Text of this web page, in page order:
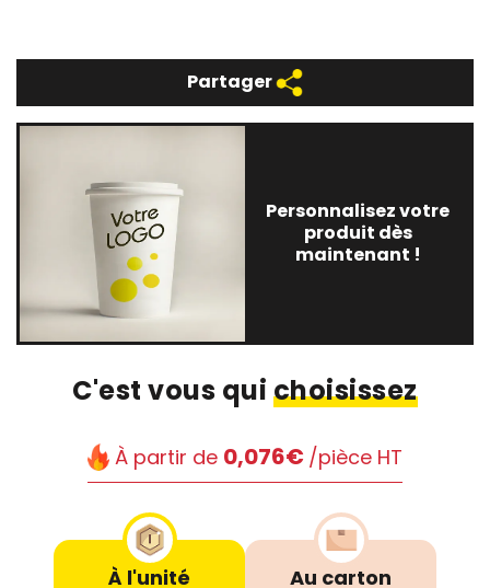
Partager
Personnalisez votre
produit dès
maintenant !
C'est vous qui choisissez
À l'unité
À partir de 0,076€ /pièce HT
Au carton